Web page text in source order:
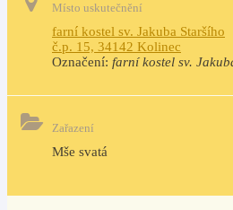
Místo uskutečnění
farní kostel sv. Jakuba Staršího
č.p. 15, 34142 Kolinec
Označení: farní kostel sv.
Zařazení
Mše svatá